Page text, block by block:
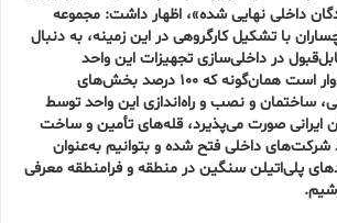
داخلی نهایی شده»، اظهار داشت: مجموعه
با تشکیل کارگروهی در این زمینه، به دنبال
در داخلی‌سازی تجهیزات این واحد
است همان‌گونه که ۱۰۰ درصد بخش‌های
ساختمان و نصب و راه‌اندازی این واحد توسط
صورت می‌پذیرد، قله‌های تأمین و ساخت
داخلی فتح شده و بتوانیم به‌عنوان
پلی‌اتیلن سنگین در منطقه و فرامنطقه معرفی